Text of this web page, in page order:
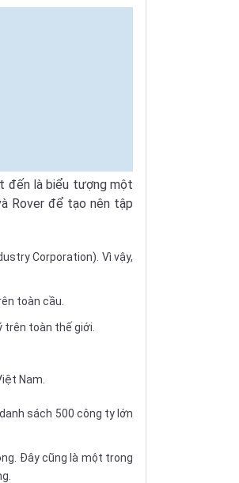
đến là biểu tượng một
Rover để tạo nên tập
Corporation). Vì vậy,
toàn cầu.
trên toàn thế giới.
Nam.
sách 500 công ty lớn
Đây cũng là một trong